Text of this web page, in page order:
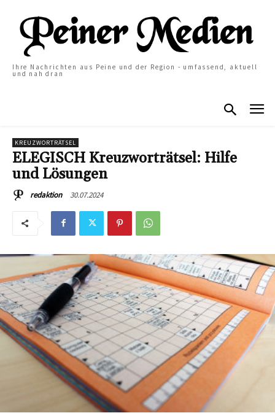
Ihre Nachrichten aus Peine und der Region - umfassend, aktuell
und nah dran
KREUZWORTRÄTSEL
ELEGISCH Kreuzworträtsel: Hilfe
und Lösungen
redaktion 30.07.2024